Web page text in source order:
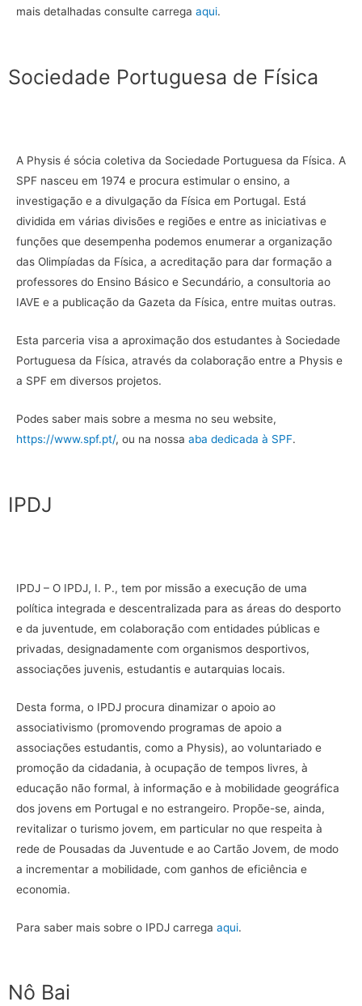
mais detalhadas consulte carrega aqui.
Sociedade Portuguesa de Física
A Physis é sócia coletiva da Sociedade Portuguesa da Física. A
SPF nasceu em 1974 e procura estimular o ensino, a
investigação e a divulgação da Física em Portugal. Está
dividida em várias divisões e regiões e entre as iniciativas e
funções que desempenha podemos enumerar a organização
das Olimpíadas da Física, a acreditação para dar formação a
professores do Ensino Básico e Secundário, a consultoria ao
IAVE e a publicação da Gazeta da Física, entre muitas outras.
Esta parceria visa a aproximação dos estudantes à Sociedade
Portuguesa da Física, através da colaboração entre a Physis e
a SPF em diversos projetos.
Podes saber mais sobre a mesma no seu website,
https://www.spf.pt/, ou na nossa aba dedicada à SPF.
IPDJ
IPDJ – O IPDJ, I. P., tem por missão a execução de uma
política integrada e descentralizada para as áreas do desporto
e da juventude, em colaboração com entidades públicas e
privadas, designadamente com organismos desportivos,
associações juvenis, estudantis e autarquias locais.
Desta forma, o IPDJ procura dinamizar o apoio ao
associativismo (promovendo programas de apoio a
associações estudantis, como a Physis), ao voluntariado e
promoção da cidadania, à ocupação de tempos livres, à
educação não formal, à informação e à mobilidade geográfica
dos jovens em Portugal e no estrangeiro. Propõe-se, ainda,
revitalizar o turismo jovem, em particular no que respeita à
rede de Pousadas da Juventude e ao Cartão Jovem, de modo
a incrementar a mobilidade, com ganhos de eficiência e
economia.
Para saber mais sobre o IPDJ carrega aqui.
Nô Bai